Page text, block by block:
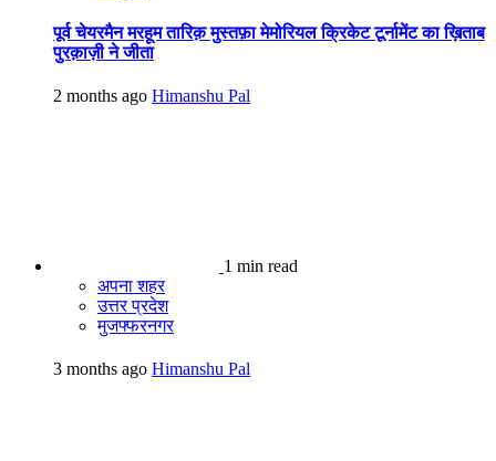
पूर्व चेयरमैन मरहूम तारिक़ मुस्तफ़ा मेमोरियल क्रिकेट टूर्नामेंट का ख़िताब
पुरक़ाज़ी ने जीता
2 months ago Himanshu Pal
1 min read
अपना शहर
उत्तर प्रदेश
मुजफ्फरनगर
3 months ago Himanshu Pal